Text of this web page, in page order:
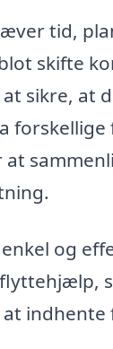
tid,
skifte
sikre, at
og
indhente